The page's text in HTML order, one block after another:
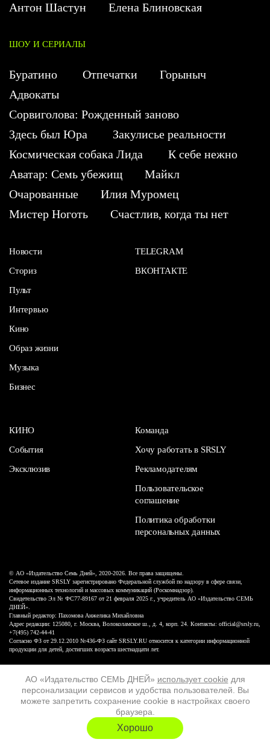
АО «Издательство СЕМЬ ДНЕЙ» использует cookie для
персонализации сервисов и удобства пользователей. Вы
можете запретить сохранение cookie в настройках своего
браузера.
Хорошо
Антон Шастун
Елена Блиновская
ШОУ И СЕРИАЛЫ
Буратино Отпечатки
Горыныч
Адвокаты
Сорвиголова: Рожденный заново
Здесь был Юра
Закулисье реальности
Космическая собака Лида
К себе нежно
Аватар: Семь убежищ
Майкл
Очарованные
Илия Муромец
Мистер Ноготь
Счастлив, когда ты нет
Новости
Сториз
Пульт
Интервью
Кино
Образ жизни
Музыка
Бизнес
TELEGRAM
ВКОНТАКТЕ
КИНО
События
Эксклюзив
Команда
Хочу работать в SRSLY
Рекламодателям
Пользовательское
соглашение
Политика обработки
персональных данных
16+
© АО «Издательство Семь Дней», 2020-2026. Все права защищены.
Сетевое издание SRSLY зарегистрировано Федеральной службой по надзору в сфере связи,
информационных технологий и массовых коммуникаций (Роскомнадзор).
Свидетельство Эл № ФС77-89167 от 21 февраля 2025 г., учредитель АО «Издательство СЕМЬ
ДНЕЙ».
Главный редактор: Пахомова Анжелика Михайловна
Адрес редакции: 125080, г. Москва, Волоколамское ш., д. 4, корп. 24. Контакты: official@srsly.ru,
+7(495) 742-44-41
Согласно ФЗ от 29.12.2010 №436-ФЗ сайт SRSLY.RU относится к категории информационной
продукции для детей, достигших возраста шестнадцати лет.
ХОЧУ ЕЩЁ